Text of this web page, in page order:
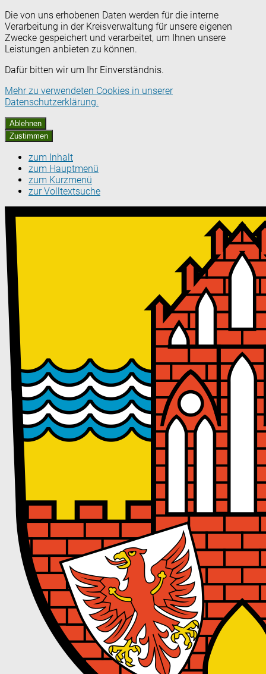
Die von uns erhobenen Daten werden für die interne
Verarbeitung in der Kreisverwaltung für unsere eigenen
Zwecke gespeichert und verarbeitet, um Ihnen unsere
Leistungen anbieten zu können.
Dafür bitten wir um Ihr Einverständnis.
Mehr zu verwendeten Cookies in unserer
Datenschutzerklärung.
Ablehnen
Zustimmen
zum Inhalt
zum Hauptmenü
zum Kurzmenü
zur Volltextsuche